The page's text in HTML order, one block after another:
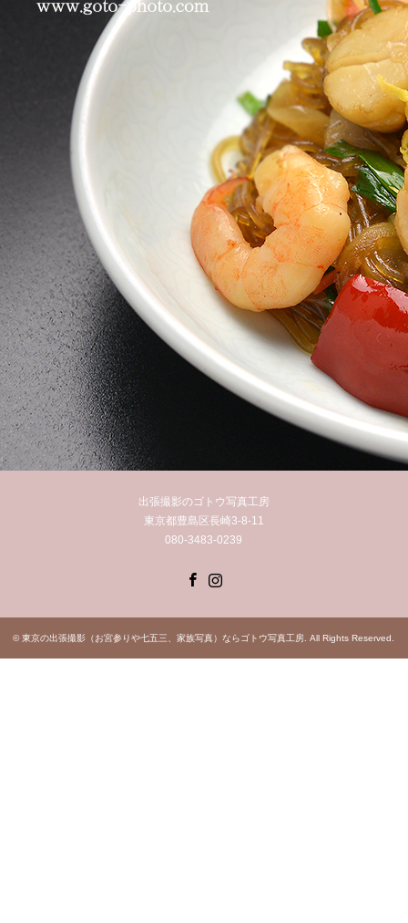
出張撮影のゴトウ写真工房
東京都豊島区長崎3-8-11
080-3483-0239
©東京の出張撮影（お宮参りや七五三、家族写真）ならゴトウ写真工房 . All Rights Reserved.